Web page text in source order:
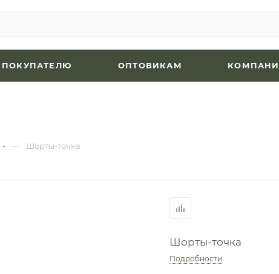
ПОКУПАТЕЛЮ ОПТОВИКАМ
— Шорты-точка
Шорты-точка
Подробности